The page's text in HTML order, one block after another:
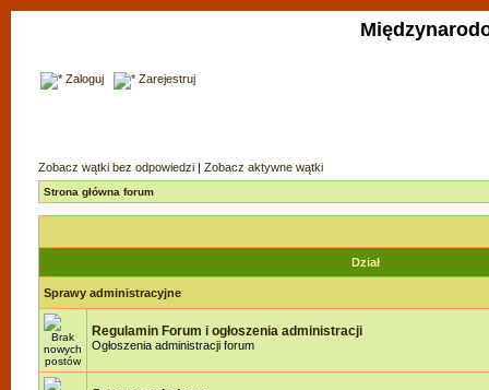
Zaloguj Zarejestruj
Zobacz wątki bez odpowiedzi | Zobacz aktywne wątki
Strona główna forum
Dział
Sprawy administracyjne
Regulamin Forum i ogłoszenia administracji
Ogłoszenia administracji forum